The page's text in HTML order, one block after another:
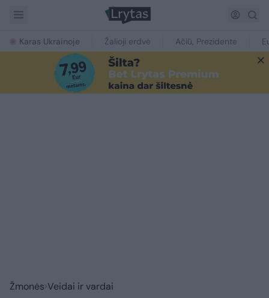
Karas Ukrainoje Žalioji erdvė Ačiū, Prezidente
Žmonės Veidai ir vardai